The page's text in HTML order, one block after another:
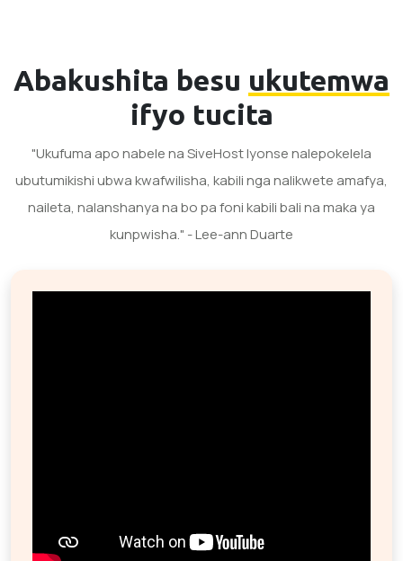
Abakushita besu ukutemwa
ifyo tucita
"Ukufuma apo nabele na SiveHost lyonse nalepokelela
ubutumikishi ubwa kwafwilisha, kabili nga nalikwete amafya,
naileta, nalanshanya na bo pa foni kabili bali na maka ya
kunpwisha." - Lee-ann Duarte